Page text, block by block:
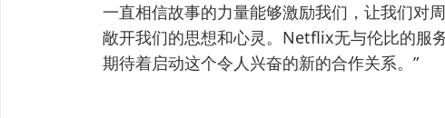
一直相信故事的力量能够激励我们，让我们对
敞开我们的思想和心灵。Netflix无与伦比的服
期待着启动这个令人兴奋的新的合作关系。”